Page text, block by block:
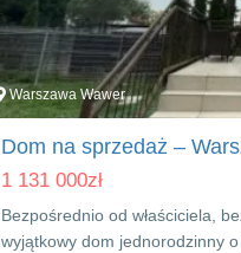
Warszawa Wawer
Dom na sprzedaż –
1 131 000zł
Bezpośrednio od właściciela,
wyjątkowy dom jednorodzinny